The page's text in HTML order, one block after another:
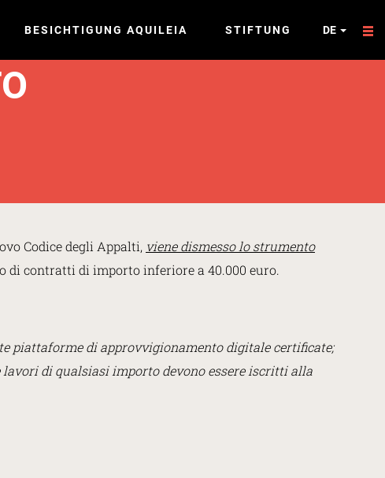
BESICHTIGUNG AQUILEIA STIFTUNG DE
Codice degli Appalti, viene dismesso lo strumento
di contratti di importo inferiore a 40.000 euro.
piattaforme di approvvigionamento digitale certificate;
di qualsiasi importo devono essere iscritti alla